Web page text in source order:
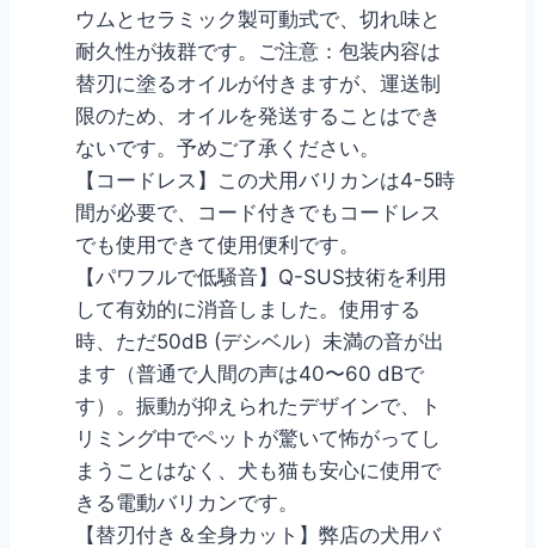
ウムとセラミック製可動式で、切れ味と
耐久性が抜群です。ご注意：包装内容は
替刃に塗るオイルが付きますが、運送制
限のため、オイルを発送することはでき
ないです。予めご了承ください。
【コードレス】この犬用バリカンは4-5時
間が必要で、コード付きでもコードレス
でも使用できて使用便利です。
【パワフルで低騒音】Q-SUS技術を利用
して有効的に消音しました。使用する
時、ただ50dB (デシベル）未満の音が出
ます（普通で人間の声は40〜60 dBで
す）。振動が抑えられたデザインで、ト
リミング中でペットが驚いて怖がってし
まうことはなく、犬も猫も安心に使用で
きる電動バリカンです。
【替刃付き＆全身カット】弊店の犬用バ